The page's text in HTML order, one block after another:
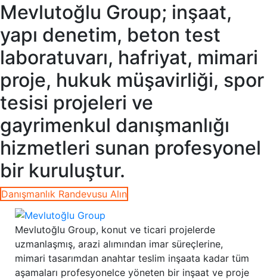
Mevlutoğlu Group; inşaat,
yapı denetim, beton test
laboratuvarı, hafriyat, mimari
proje, hukuk müşavirliği, spor
tesisi projeleri ve
gayrimenkul danışmanlığı
hizmetleri sunan profesyonel
bir kuruluştur.
Danışmanlık Randevusu Alın
Mevlutoğlu Group, konut ve ticari projelerde
uzmanlaşmış, arazi alımından imar süreçlerine,
mimari tasarımdan anahtar teslim inşaata kadar tüm
aşamaları profesyonelce yöneten bir inşaat ve proje